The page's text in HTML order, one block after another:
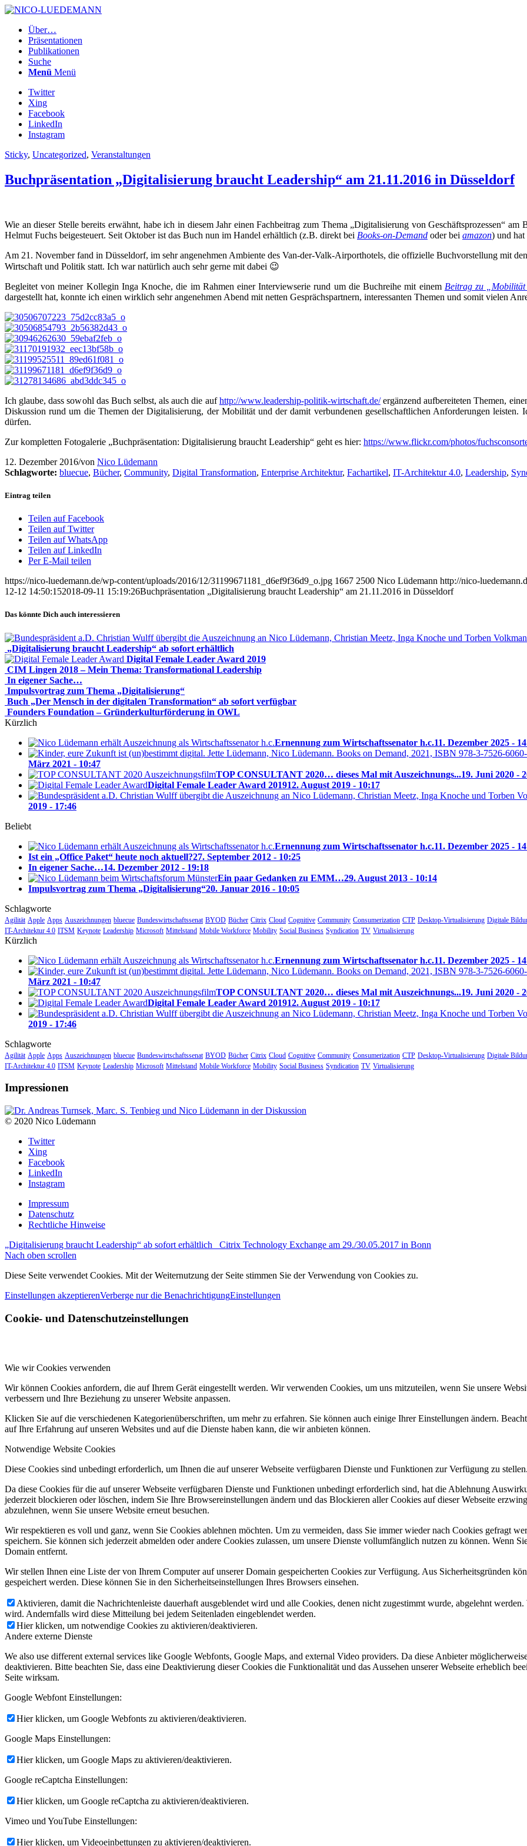
Über…
Präsentationen
Publikationen
Suche
Menü Menü
Twitter
Xing
Facebook
LinkedIn
Instagram
Sticky, Uncategorized, Veranstaltungen
Buchpräsentation „Digitalisierung braucht Leadership“ am 21.11.2016 in Düsseldorf
Wie an dieser Stelle bereits erwähnt, habe ich in diesem Jahr einen Fachbeitrag zum Thema „Digitalisierung von Geschäftsprozessen“
Helmut Fuchs beigesteuert. Seit Oktober ist das Buch nun im Handel erhältlich (z.B. direkt bei Books-on-Demand oder bei amazon) und
Am 21. November fand in Düsseldorf, im sehr angenehmen Ambiente des Van-der-Valk-Airporthotels, die offizielle Buchvorstellung mit
Wirtschaft und Politik statt. Ich war natürlich auch sehr gerne mit dabei 😉
Begleitet von meiner Kollegin Inga Knoche, die im Rahmen einer Interviewserie rund um die Buchreihe mit einem Beitrag zu
dargestellt hat, konnte ich einen wirklich sehr angenehmen Abend mit netten Gesprächspartnern, interessanten Themen und somit vielen
Ich glaube, dass sowohl das Buch selbst, als auch die aufhttp://www.leadership-politik-wirtschaft.de/ergänzend aufbereiteten Themen,
Diskussion rund um die Themen der Digitalisierung, der Mobilität und der damit verbundenen gesellschaftlichen Anforderungen leisten.
dürfen.
Zur kompletten Fotogalerie „Buchpräsentation: Digitalisierung braucht Leadership“ geht es hier: https://www.flickr.com/photos/
12. Dezember 2016/von Nico Lüdemann
Schlagworte: bluecue, Bücher, Community, Digital Transformation, Enterprise Architektur, Fachartikel, IT-Architektur 4.0, Leadership,
Eintrag teilen
Teilen auf Facebook
Teilen auf Twitter
Teilen auf WhatsApp
Teilen auf LinkedIn
Per E-Mail teilen
https://nico-luedemann.de/wp-content/uploads/2016/12/31199671181_d6ef9f36d9_o.jpg 1667 2500 Nico Lüdemann http://nico-
12-12 14:50:152018-09-11 15:19:26Buchpräsentation „Digitalisierung braucht Leadership“ am 21.11.2016 in Düsseldorf
Das könnte Dich auch interessieren
„Digitalisierung braucht Leadership“ ab sofort erhältlich
Digital Female Leader Award 2019
CIM Lingen 2018 – Mein Thema: Transformational Leadership
In eigener Sache…
Impulsvortrag zum Thema „Digitalisierung“
Buch „Der Mensch in der digitalen Transformation“ ab sofort verfügbar
Founders Foundation – Gründerkulturförderung in OWL
Kürzlich
Ernennung zum Wirtschaftssenator h.c.11. Dezember 2025 -
März 2021 - 10:47
TOP CONSULTANT 2020… dieses Mal mit Auszeichnungs...19. Juni 2020 -
Digital Female Leader Award 201912. August 2019 - 10:17
2019 - 17:46
Beliebt
Ernennung zum Wirtschaftssenator h.c.11. Dezember 2025 -
Ist ein „Office Paket“ heute noch aktuell?27. September 2012 - 10:25
In eigener Sache…14. Dezember 2012 - 19:18
Ein paar Gedanken zu EMM…29. August 2013 - 10:14
Impulsvortrag zum Thema „Digitalisierung“20. Januar 2016 - 10:05
Schlagworte
Agilität Apple Apps Auszeichnungen bluecue Bundeswirtschaftssenat BYOD Bücher Citrix Cloud Cognitive Community Consumerization CTP Desktop-Virtualisierung Digitale
IT-Architektur 4.0 ITSM Keynote Leadership Microsoft Mittelstand Mobile Workforce Mobility Social Business Syndication TV Virtualisierung
Kürzlich
Ernennung zum Wirtschaftssenator h.c.11. Dezember 2025 -
März 2021 - 10:47
TOP CONSULTANT 2020… dieses Mal mit Auszeichnungs...19. Juni 2020 -
Digital Female Leader Award 201912. August 2019 - 10:17
2019 - 17:46
Schlagworte
Agilität Apple Apps Auszeichnungen bluecue Bundeswirtschaftssenat BYOD Bücher Citrix Cloud Cognitive Community Consumerization CTP Desktop-Virtualisierung Digitale
IT-Architektur 4.0 ITSM Keynote Leadership Microsoft Mittelstand Mobile Workforce Mobility Social Business Syndication TV Virtualisierung
Impressionen
© 2020 Nico Lüdemann
Twitter
Xing
Facebook
LinkedIn
Instagram
Impressum
Datenschutz
Rechtliche Hinweise
„Digitalisierung braucht Leadership“ ab sofort erhältlich
Citrix Technology Exchange am 29./30.05.2017 in Bonn
Nach oben scrollen
Diese Seite verwendet Cookies. Mit der Weiternutzung der Seite stimmen Sie der Verwendung von Cookies zu.
Einstellungen akzeptierenVerberge nur die BenachrichtigungEinstellungen
Cookie- und Datenschutzeinstellungen
Wie wir Cookies verwenden
Wir können Cookies anfordern, die auf Ihrem Gerät eingestellt werden. Wir verwenden Cookies, um uns mitzuteilen, wenn Sie unsere
verbessern und Ihre Beziehung zu unserer Website anpassen.
Klicken Sie auf die verschiedenen Kategorienüberschriften, um mehr zu erfahren. Sie können auch einige Ihrer Einstellungen ändern.
auf Ihre Erfahrung auf unseren Websites und auf die Dienste haben kann, die wir anbieten können.
Notwendige Website Cookies
Diese Cookies sind unbedingt erforderlich, um Ihnen die auf unserer Webseite verfügbaren Dienste und Funktionen zur Verfügung zu stellen.
Da diese Cookies für die auf unserer Webseite verfügbaren Dienste und Funktionen unbedingt erforderlich sind, hat die Ablehnung
jederzeit blockieren oder löschen, indem Sie Ihre Browsereinstellungen ändern und das Blockieren aller Cookies auf dieser Webseite
abzulehnen, wenn Sie unsere Website erneut besuchen.
Wir respektieren es voll und ganz, wenn Sie Cookies ablehnen möchten. Um zu vermeiden, dass Sie immer wieder nach Cookies gefragt
speichern. Sie können sich jederzeit abmelden oder andere Cookies zulassen, um unsere Dienste vollumfänglich nutzen zu können. Wenn
Domain entfernt.
Wir stellen Ihnen eine Liste der von Ihrem Computer auf unserer Domain gespeicherten Cookies zur Verfügung. Aus Sicherheitsgründen
gespeichert werden. Diese können Sie in den Sicherheitseinstellungen Ihres Browsers einsehen.
Aktivieren, damit die Nachrichtenleiste dauerhaft ausgeblendet wird und alle Cookies, denen nicht zugestimmt wurde, abgelehnt
wird. Andernfalls wird diese Mitteilung bei jedem Seitenladen eingeblendet werden.
Hier klicken, um notwendige Cookies zu aktivieren/deaktivieren.
Andere externe Dienste
We also use different external services like Google Webfonts, Google Maps, and external Video providers. Da diese Anbieter
deaktivieren. Bitte beachten Sie, dass eine Deaktivierung dieser Cookies die Funktionalität und das Aussehen unserer Webseite erheblich
Seite wirksam.
Google Webfont Einstellungen:
Hier klicken, um Google Webfonts zu aktivieren/deaktivieren.
Google Maps Einstellungen:
Hier klicken, um Google Maps zu aktivieren/deaktivieren.
Google reCaptcha Einstellungen:
Hier klicken, um Google reCaptcha zu aktivieren/deaktivieren.
Vimeo und YouTube Einstellungen:
Hier klicken, um Videoeinbettungen zu aktivieren/deaktivieren.